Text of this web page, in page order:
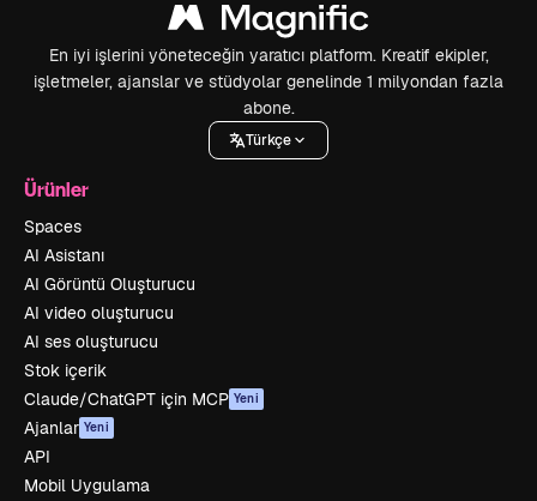
En iyi işlerini yöneteceğin yaratıcı platform. Kreatif ekipler,
işletmeler, ajanslar ve stüdyolar genelinde 1 milyondan fazla
abone.
Türkçe
Ürünler
Spaces
AI Asistanı
AI Görüntü Oluşturucu
AI video oluşturucu
AI ses oluşturucu
Stok içerik
Claude/ChatGPT için MCP Yeni
Ajanlar Yeni
API
Mobil Uygulama